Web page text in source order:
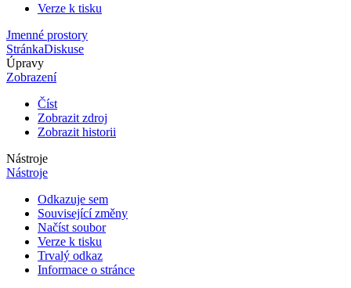
Verze k tisku
Jmenné prostory
StránkaDiskuse
Úpravy
Zobrazení
Číst
Zobrazit zdroj
Zobrazit historii
Nástroje
Nástroje
Odkazuje sem
Související změny
Načíst soubor
Verze k tisku
Trvalý odkaz
Informace o stránce